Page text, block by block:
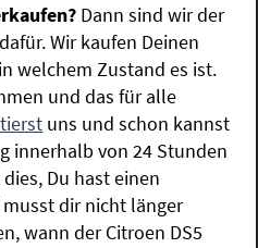
Dann sind wir der
Wir kaufen Deinen
welchem Zustand es ist.
und das für alle
uns und schon kannst
innerhalb von 24 Stunden
Du hast einen
dir nicht länger
wann der Citroen DS5